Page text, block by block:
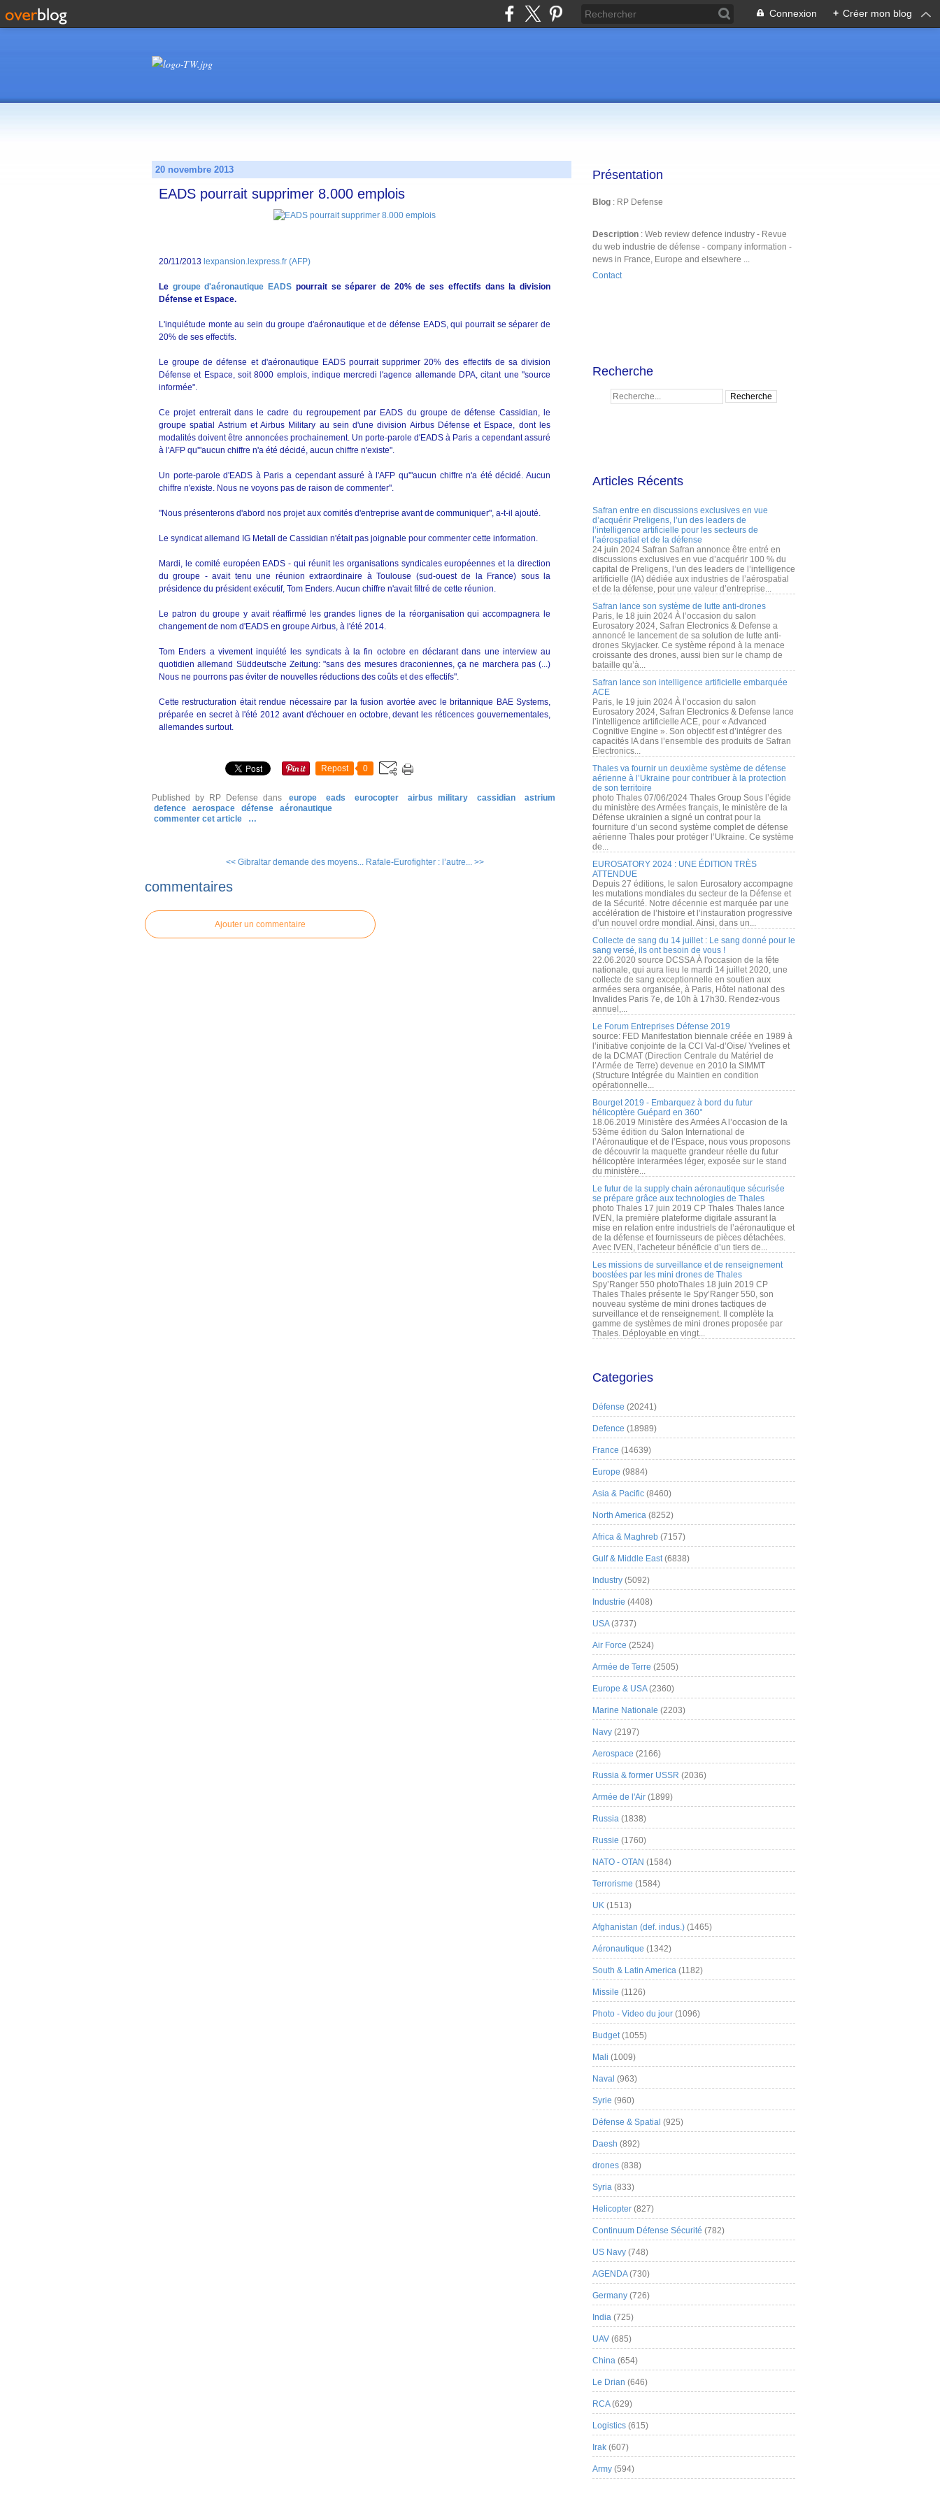
Connexion + Créer mon blog
20 novembre 2013
EADS pourrait supprimer 8.000 emplois
20/11/2013 lexpansion.lexpress.fr (AFP)
Le groupe d'aéronautique EADS pourrait se séparer de 20% de ses effectifs dans la division
Défense et Espace.
L'inquiétude monte au sein du groupe d'aéronautique et de défense EADS, qui pourrait se séparer de
20% de ses effectifs.
Le groupe de défense et d'aéronautique EADS pourrait supprimer 20% des effectifs de sa division
Défense et Espace, soit 8000 emplois, indique mercredi l'agence allemande DPA, citant une "source
informée".
Ce projet entrerait dans le cadre du regroupement par EADS du groupe de défense Cassidian, le
groupe spatial Astrium et Airbus Military au sein d'une division Airbus Défense et Espace, dont les
modalités doivent être annoncées prochainement. Un porte-parole d'EADS à Paris a cependant assuré
à l'AFP qu'"aucun chiffre n'a été décidé, aucun chiffre n'existe".
Un porte-parole d'EADS à Paris a cependant assuré à l'AFP qu'"aucun chiffre n'a été décidé. Aucun
chiffre n'existe. Nous ne voyons pas de raison de commenter".
"Nous présenterons d'abord nos projet aux comités d'entreprise avant de communiquer", a-t-il ajouté.
Le syndicat allemand IG Metall de Cassidian n'était pas joignable pour commenter cette information.
Mardi, le comité européen EADS - qui réunit les organisations syndicales européennes et la direction
du groupe - avait tenu une réunion extraordinaire à Toulouse (sud-ouest de la France) sous la
présidence du président exécutif, Tom Enders. Aucun chiffre n'avait filtré de cette réunion.
Le patron du groupe y avait réaffirmé les grandes lignes de la réorganisation qui accompagnera le
changement de nom d'EADS en groupe Airbus, à l'été 2014.
Tom Enders a vivement inquiété les syndicats à la fin octobre en déclarant dans une interview au
quotidien allemand Süddeutsche Zeitung: "sans des mesures draconiennes, ça ne marchera pas (...)
Nous ne pourrons pas éviter de nouvelles réductions des coûts et des effectifs".
Cette restructuration était rendue nécessaire par la fusion avortée avec le britannique BAE Systems,
préparée en secret à l'été 2012 avant d'échouer en octobre, devant les réticences gouvernementales,
allemandes surtout.
Repost 0
Published by RP Defense dans europe eads eurocopter airbus military cassidian
astrium
defence
aerospace défense
aéronautique
commenter cet article
…
<< Gibraltar demande des moyens... Rafale-Eurofighter : l’autre... >>
commentaires
Ajouter un commentaire
Présentation
Blog : RP Defense
Description : Web review defence industry - Revue
du web industrie de défense - company information -
news in France, Europe and elsewhere ...
Contact
Recherche
Articles Récents
Safran entre en discussions exclusives en vue
d’acquérir Preligens, l’un des leaders de
l’intelligence artificielle pour les secteurs de
l’aérospatial et de la défense
24 juin 2024 Safran Safran annonce être entré en
discussions exclusives en vue d’acquérir 100 % du
capital de Preligens, l’un des leaders de l’intelligence
artificielle (IA) dédiée aux industries de l’aérospatial
et de la défense, pour une valeur d’entreprise...
Safran lance son système de lutte anti-drones
Paris, le 18 juin 2024 À l’occasion du salon
Eurosatory 2024, Safran Electronics & Defense a
annoncé le lancement de sa solution de lutte anti-
drones Skyjacker. Ce système répond à la menace
croissante des drones, aussi bien sur le champ de
bataille qu’à...
Safran lance son intelligence artificielle embarquée
ACE
Paris, le 19 juin 2024 À l’occasion du salon
Eurosatory 2024, Safran Electronics & Defense lance
l’intelligence artificielle ACE, pour « Advanced
Cognitive Engine ». Son objectif est d’intégrer des
capacités IA dans l’ensemble des produits de Safran
Electronics...
Thales va fournir un deuxième système de défense
aérienne à l’Ukraine pour contribuer à la protection
de son territoire
photo Thales 07/06/2024 Thales Group Sous l’égide
du ministère des Armées français, le ministère de la
Défense ukrainien a signé un contrat pour la
fourniture d’un second système complet de défense
aérienne Thales pour protéger l’Ukraine. Ce système
de...
EUROSATORY 2024 : UNE ÉDITION TRÈS
ATTENDUE
Depuis 27 éditions, le salon Eurosatory accompagne
les mutations mondiales du secteur de la Défense et
de la Sécurité. Notre décennie est marquée par une
accélération de l’histoire et l’instauration progressive
d’un nouvel ordre mondial. Ainsi, dans un...
Collecte de sang du 14 juillet : Le sang donné pour le
sang versé, ils ont besoin de vous !
22.06.2020 source DCSSA À l'occasion de la fête
nationale, qui aura lieu le mardi 14 juillet 2020, une
collecte de sang exceptionnelle en soutien aux
armées sera organisée, à Paris, Hôtel national des
Invalides Paris 7e, de 10h à 17h30. Rendez-vous
annuel,...
Le Forum Entreprises Défense 2019
source: FED Manifestation biennale créée en 1989 à
l’initiative conjointe de la CCI Val-d’Oise/ Yvelines et
de la DCMAT (Direction Centrale du Matériel de
l’Armée de Terre) devenue en 2010 la SIMMT
(Structure Intégrée du Maintien en condition
opérationnelle...
Bourget 2019 - Embarquez à bord du futur
hélicoptère Guépard en 360°
18.06.2019 Ministère des Armées A l’occasion de la
53ème édition du Salon International de
l’Aéronautique et de l’Espace, nous vous proposons
de découvrir la maquette grandeur réelle du futur
hélicoptère interarmées léger, exposée sur le stand
du ministère...
Le futur de la supply chain aéronautique sécurisée
se prépare grâce aux technologies de Thales
photo Thales 17 juin 2019 CP Thales Thales lance
IVEN, la première plateforme digitale assurant la
mise en relation entre industriels de l’aéronautique et
de la défense et fournisseurs de pièces détachées.
Avec IVEN, l’acheteur bénéficie d’un tiers de...
Les missions de surveillance et de renseignement
boostées par les mini drones de Thales
Spy’Ranger 550 photoThales 18 juin 2019 CP
Thales Thales présente le Spy’Ranger 550, son
nouveau système de mini drones tactiques de
surveillance et de renseignement. Il complète la
gamme de systèmes de mini drones proposée par
Thales. Déployable en vingt...
Categories
Défense (20241)
Defence (18989)
France (14639)
Europe (9884)
Asia & Pacific (8460)
North America (8252)
Africa & Maghreb (7157)
Gulf & Middle East(6838)
Industry (5092)
Industrie (4408)
USA(3737)
Air Force (2524)
Armée de Terre (2505)
Europe & USA(2360)
Marine Nationale (2203)
Navy (2197)
Aerospace (2166)
Russia & former USSR (2036)
Armée de l'Air (1899)
Russia (1838)
Russie (1760)
NATO - OTAN (1584)
Terrorisme (1584)
UK (1513)
Afghanistan (def. indus.) (1465)
Aéronautique (1342)
South & Latin America (1182)
Missile (1126)
Photo - Video du jour (1096)
Budget(1055)
Mali (1009)
Naval (963)
Syrie (960)
Défense & Spatial (925)
Daesh (892)
drones (838)
Syria (833)
Helicopter (827)
Continuum Défense Sécurité (782)
US Navy (748)
AGENDA(730)
Germany (726)
India (725)
UAV (685)
China (654)
Le Drian (646)
RCA(629)
Logistics (615)
Irak (607)
Army (594)